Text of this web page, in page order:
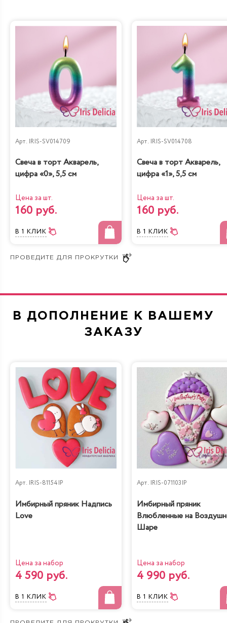
Груша-кофе-
шоколад
Наполеон
Классический
Диетическая с
вишней
Карамель&Шоколад
Морковная Сливочно-фруктовая
Прага Фисташка-Малина
Арт. IRIS-SV014709
Свеча в торт Акварель,
цифра «0», 5,5 см
Цена за шт.
160 руб.
В 1 КЛИК
Арт. IRIS-SV014708
Свеча в торт Акварель,
цифра «1», 5,5 см
Цена за шт.
160 руб.
В 1 КЛИК
В ДОПОЛНЕНИЕ К ВАШЕМУ
ЗАКАЗУ
Арт. IRIS-81154IP
Имбирный пряник Надпись
Love
Цена за набор
4 590 руб.
В 1 КЛИК
Арт. IRIS-071103IP
Имбирный пряник
Влюбленные на
Шаре
Цена за набор
4 990 руб.
В 1 КЛИК